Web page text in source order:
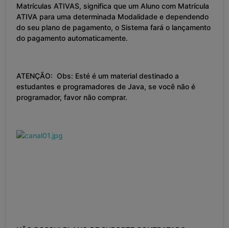
Matrículas ATIVAS, significa que um Aluno com Matrícula
ATIVA para uma determinada Modalidade e dependendo
do seu plano de pagamento, o Sistema fará o lançamento
do pagamento automaticamente.
ATENÇÃO: Obs: Esté é um material destinado a
estudantes e programadores de Java, se você não é
programador, favor não comprar.